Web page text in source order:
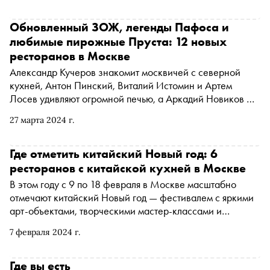
27 марта 2024 г.
Обновленный ЗОЖ, легенды Пафоса и
любимые пирожные Пруста: 12 новых
ресторанов в Москве
Александр Кучеров знакомит москвичей с северной
кухней, Антон Пинский, Виталий Истомин и Артем
Лосев удивляют огромной печью, а Аркадий Новиков —
Что изменилось на гастрономической карте Москвы за
7 февраля 2024 г.
Где отметить китайский Новый год: 6
ресторанов с китайской кухней в Москве
В этом году с 9 по 18 февраля в Москве масштабно
отмечают китайский Новый год — фестивалем с яркими
арт-объектами, творческими мастер-классами и
календарю можно и в ресторанах столицы. «Сноб»
плавников, маринованным бамбуком, порцией паровых
Где вы есть